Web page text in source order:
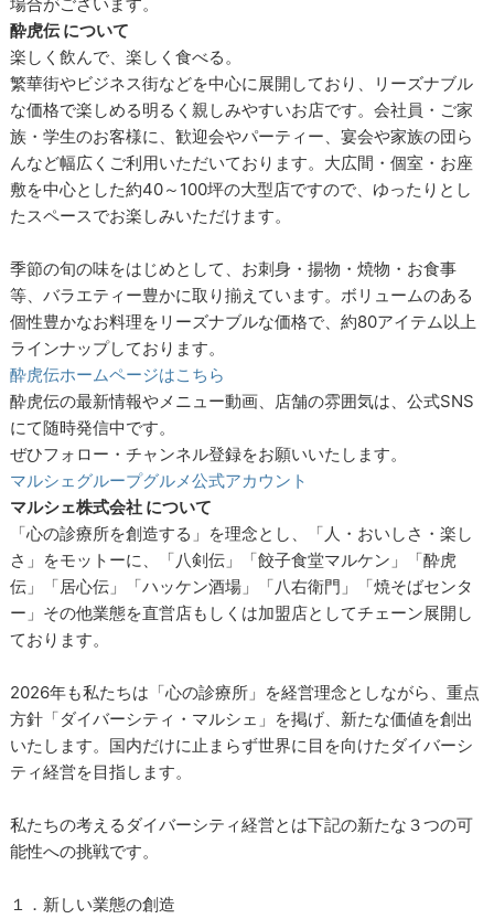
酔虎伝 について
楽しく飲んで、楽しく食べる。
繁華街やビジネス街などを中心に展開しており、リーズナブル
な価格で楽しめる明るく親しみやすいお店です。会社員・ご家
族・学生のお客様に、歓迎会やパーティー、宴会や家族の団ら
んなど幅広くご利用いただいております。大広間・個室・お座
敷を中心とした約40～100坪の大型店ですので、ゆったりとし
たスペースでお楽しみいただけます。
季節の旬の味をはじめとして、お刺身・揚物・焼物・お食事
等、バラエティー豊かに取り揃えています。ボリュームのある
個性豊かなお料理をリーズナブルな価格で、約80アイテム以上
ラインナップしております。
酔虎伝ホームページはこちら
酔虎伝の最新情報やメニュー動画、店舗の雰囲気は、公式SNS
にて随時発信中です。
ぜひフォロー・チャンネル登録をお願いいたします。
マルシェグループグルメ公式アカウント
マルシェ株式会社 について
「心の診療所を創造する」を理念とし、「人・おいしさ・楽し
さ」をモットーに、「八剣伝」「餃子食堂マルケン」「酔虎
伝」「居心伝」「ハッケン酒場」「八右衛門」「焼そばセンタ
ー」その他業態を直営店もしくは加盟店としてチェーン展開し
ております。
2026年も私たちは「心の診療所」を経営理念としながら、重点
方針「ダイバーシティ・マルシェ」を掲げ、新たな価値を創出
いたします。国内だけに止まらず世界に目を向けたダイバーシ
ティ経営を目指します。
私たちの考えるダイバーシティ経営とは下記の新たな３つの可
能性への挑戦です。
１．新しい業態の創造